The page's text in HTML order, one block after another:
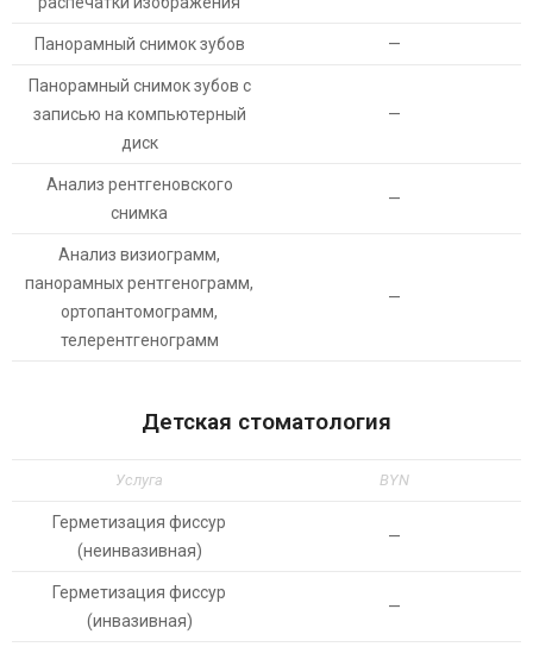
Панорамный снимок зубов —
Панорамный снимок зубов с
записью на компьютерный
диск
—
Анализ рентгеновского
снимка
—
Анализ визиограмм,
панорамных рентгенограмм,
ортопантомограмм,
телерентгенограмм
—
Детская стоматология
Услуга BYN
Герметизация фиссур
(неинвазивная)
—
Герметизация фиссур
(инвазивная)
—